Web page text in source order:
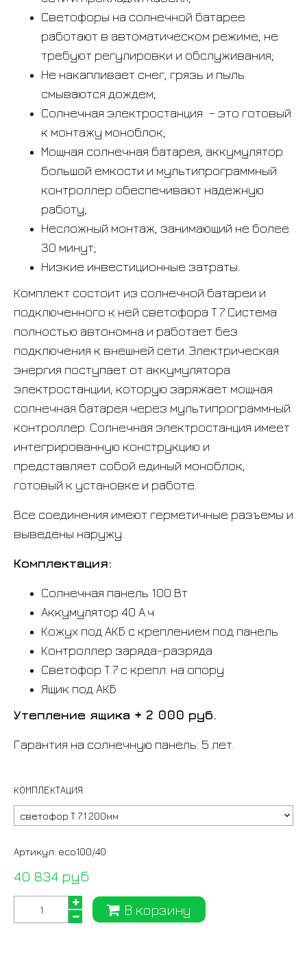
Светофоры на солнечной батарее
работают в автоматическом режиме, не
требуют регулировки и обслуживания;
Не накапливает снег, грязь и пыль
смываются дождем;
Солнечная электростанция – это готовый
к монтажу моноблок;
Мощная солнечная батарея, аккумулятор
большой емкости и мультипрограммный
контроллер обеспечивают надежную
работу;
Несложный монтаж, занимающий не более
30 минут;
Низкие инвестиционные затраты.
Комплект состоит из солнечной батареи и
подключенного к ней светофора Т.7. Система
полностью автономна и работает без
подключения к внешней сети. Электрическая
энергия поступает от аккумулятора
электростанции, которую заряжает мощная
солнечная батарея через мультипрограммный
контроллер. Солнечная электростанция имеет
интегрированную конструкцию и
представляет собой единый моноблок,
готовый к установке и работе.
Все соединения имеют герметичные разъемы и
выведены наружу.
Комплектация:
Солнечная панель 100 Вт
Аккумулятор 40 А.ч
Кожух под АКБ с креплением под панель
Контроллер заряда-разряда
Светофор Т.7 с крепл. на опору
Ящик под АКБ
Утепление ящика + 2 000 руб.
Гарантия на солнечную панель: 5 лет.
КОМПЛЕКТАЦИЯ
Артикул: eco100/40
40 834 руб
В корзину